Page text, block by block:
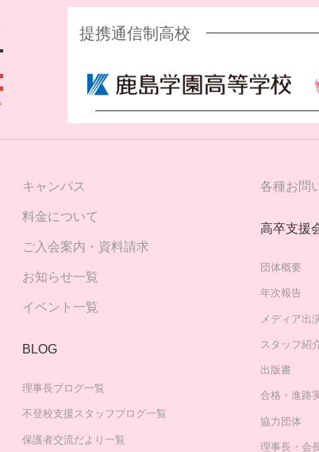
提携通信制高校
キャンパス
料金について
ご入会案内・資料請求
お知らせ一覧
イベント一覧
BLOG
理事長ブログ一覧
不登校支援スタッフブログ一覧
保護者交流だより一覧
各種お問
高卒支援
団体概要
年次報告
メディア出
スタッフ紹
出版書
合格・進路
協力団体
理事長・会